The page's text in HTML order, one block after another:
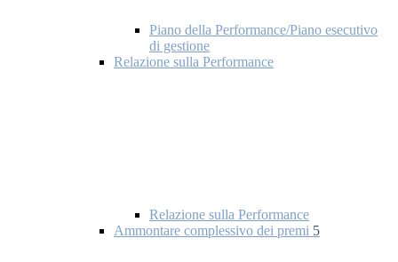
Piano della Performance/Piano esecutivo
di gestione
Relazione sulla Performance
Relazione sulla Performance
Ammontare complessivo dei premi 5